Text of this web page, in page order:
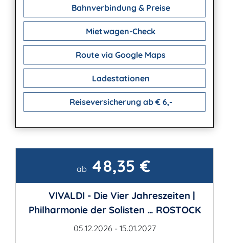
Bahnverbindung & Preise
Mietwagen-Check
Route via Google Maps
Ladestationen
Reiseversicherung ab € 6,-
Kontaktab 48,35 €
VIVALDI - Die Vier Jahreszeiten |
Philharmonie der Solisten … ROSTOCK
05.12.2026 - 15.01.2027